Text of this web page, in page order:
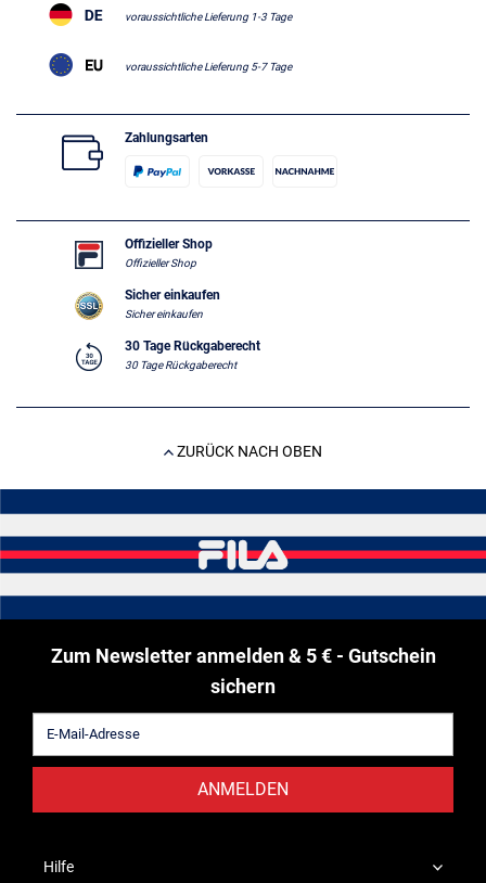
voraussichtliche Lieferung 1-3 Tage
voraussichtliche Lieferung 5-7 Tage
Zahlungsarten
Offizieller Shop
Offizieller Shop
Sicher einkaufen
Sicher einkaufen
30 Tage Rückgaberecht
30 Tage Rückgaberecht
ZURÜCK NACH OBEN
Zum Newsletter anmelden & 5 € - Gutschein
sichern
ANMELDEN
Hilfe